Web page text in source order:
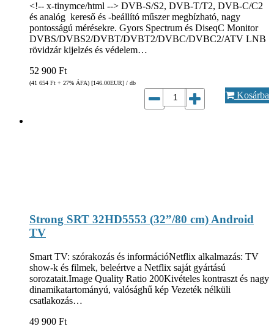
<!-- x-tinymce/html --> DVB-S/S2, DVB-T/T2, DVB-C/C2
és analóg kereső és -beállító műszer megbízható, nagy
pontosságú mérésekre. Gyors Spectrum és DiseqC Monitor
DVBS/DVBS2/DVBT/DVBT2/DVBC/DVBC2/ATV LNB
rövidzár kijelzés és védelem…
52 900 Ft
(41 654 Ft + 27% ÁFA) [146.00EUR] / db
Kosárba
Strong SRT 32HD5553 (32”/80 cm) Android
TV
Smart TV: szórakozás és információNetflix alkalmazás: TV
show-k és filmek, beleértve a Netflix saját gyártású
sorozatait.Image Quality Ratio 200Kivételes kontraszt és nagy
dinamikatartományú, valósághű kép Vezeték nélküli
csatlakozás…
49 900 Ft